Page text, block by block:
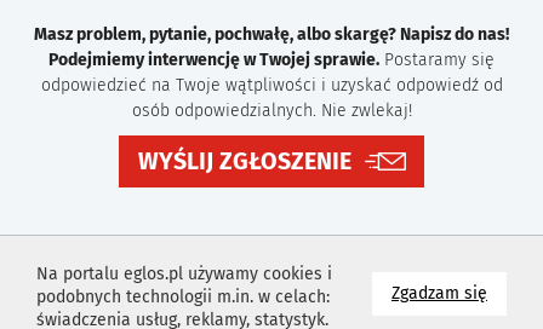
Zgadzam się
Na portalu eglos.pl używamy cookies i
podobnych technologii m.in. w celach:
świadczenia usług, reklamy, statystyk.
Masz problem, pytanie, pochwałę, albo skargę? Napisz do nas!
Podejmiemy interwencję w Twojej sprawie. Postaramy się
odpowiedzieć na Twoje wątpliwości i uzyskać odpowiedź od
osób odpowiedzialnych. Nie zwlekaj!
WYŚLIJ ZGŁOSZENIE